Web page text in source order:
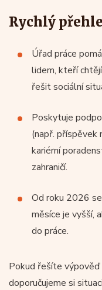
Rychlý
Úřad práce
lidem, kteří
řešit sociální
Poskytuje
(např. příspěvek
kariérní
zahraničí.
Od roku 2026
měsíce je vyšší,
do práce.
Pokud řešíte výpověď
doporučujeme si